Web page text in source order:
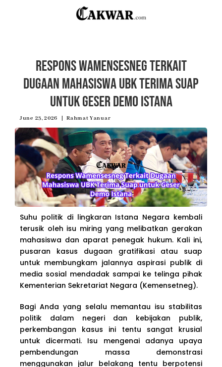
Respons Wamensesneg Terkait
Dugaan Mahasiswa UBK Terima Suap
untuk Geser Demo Istana
June 23, 2026 Rahmat Yanuar
Suhu politik di lingkaran Istana Negara kembali
terusik oleh isu miring yang melibatkan gerakan
mahasiswa dan aparat penegak hukum. Kali ini,
pusaran kasus dugaan gratifikasi atau suap
untuk membungkam jalannya aspirasi publik di
media sosial mendadak sampai ke telinga pihak
Kementerian Sekretariat Negara (Kemensetneg).
Bagi Anda yang selalu memantau isu stabilitas
politik dalam negeri dan kebijakan publik,
perkembangan kasus ini tentu sangat krusial
untuk dicermati. Isu mengenai adanya upaya
pembendungan massa demonstrasi
menggunakan jalur belakang tentu berpotensi